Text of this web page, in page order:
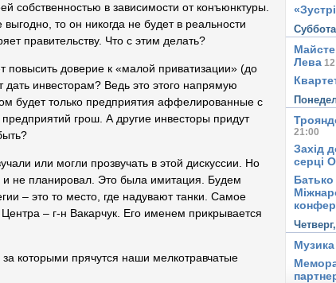
собственностью в зависимости от конъюнктуры.
то он никогда не будет в реальности
правительству. Что с этим делать?
повысить доверие к «малой приватизации» (до
инвесторам? Ведь это этого напрямую
будет только предприятия аффелированные с
грош. А другие инвесторы придут
или могли прозвучать в этой дискуссии. Но
и не планировал. Это была имитация. Будем
– это то место, где надувают танки. Самое
– г-н Вакарчук. Его именем прикрывается
которыми прячутся наши мелкотравчатые
Лева
21:00
Захід
серці
Четверг,